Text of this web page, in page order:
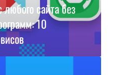
сайта без
10